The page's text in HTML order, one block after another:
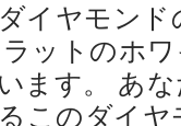
イヤモン
ラットのホ
ます。 あ
このダイ